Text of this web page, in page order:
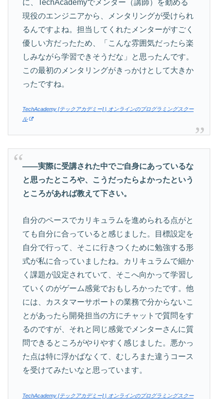
に、TechAcademyでメンター（講師）を勤める
現役のエンジニアから、メンタリングが受けられ
るんですよね。担当してくれたメンターがすごく
優しい方だったため、「こんな雰囲気だったら楽
しみながら学習できそうだな」と思ったんです。
この最初のメンタリングがきっかけとして大きか
ったですね。
TechAcademy [テックアカデミー] | オンラインのプログラミングスクー
ル
――実際に受講された中でご自身にあっているな
と思ったところや、こうだったらよかったという
ところがあれば教えて下さい。
自分のペースでカリキュラムを進められる点がと
ても自分に合っていると感じました。目標設定を
自分で行って、そこに行きつくために勉強する形
式が私に合っていましたね。カリキュラムで細か
く課題が設定されていて、そこへ向かって学習し
ていくのがゲーム感覚でおもしろかったです。他
には、カスタマーサポートの業務で分からないこ
とがあったら開発担当の方にチャットで質問をす
るのですが、それと同じ感覚でメンターさんに質
問できるところがやりやすく感じました。悪かっ
た点は特に浮かばなくて、むしろまた違うコース
を受けてみたいなと思っています。
TechAcademy [テックアカデミー] | オンラインのプログラミングスクー